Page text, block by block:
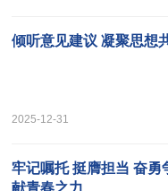
倾听意见建议 凝聚思想
2025-12-31
牢记嘱托 挺膺担当 奋